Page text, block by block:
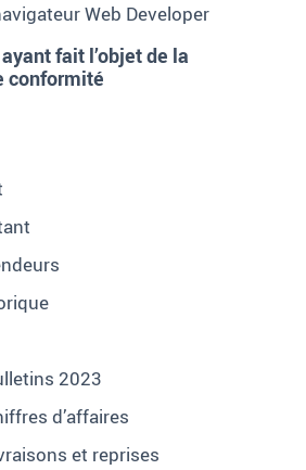
Web Developer
fait l’objet de la
conformité
2023
d’affaires
et reprises